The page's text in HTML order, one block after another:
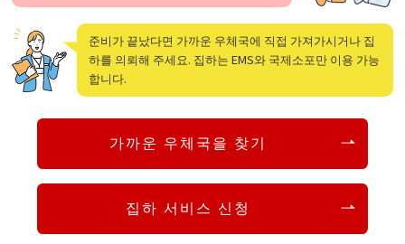
준비가 끝났다면 가까운 우체국에 직접 가져가시거나 집
하를 의뢰해 주세요. 집하는 EMS와 국제소포만 이용 가능
합니다.
가까운 우체국을 찾기
집하 서비스 신청